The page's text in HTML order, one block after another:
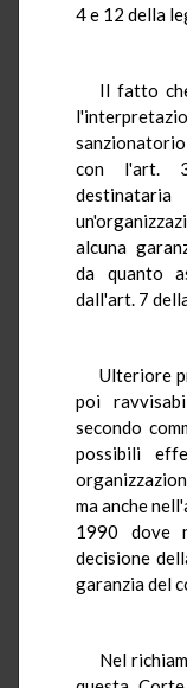
4 e 12 della
Il fatto
con l'art. 3
alcuna
da quanto
dall'art. 7
Ulteriore
poi
secondo
possibili
ma anche
1990 dove
decisione
garanzia del
Nel